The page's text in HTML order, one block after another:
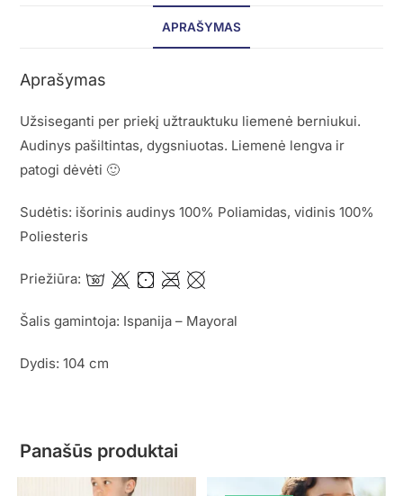
APRAŠYMAS
Aprašymas
Užsiseganti per priekį užtrauktuku liemenė berniukui.
Audinys pašiltintas, dygsniuotas. Liemenė lengva ir
patogi dėvėti 🙂
Sudėtis: išorinis audinys 100% Poliamidas, vidinis 100%
Poliesteris
Priežiūra:
Šalis gamintoja: Ispanija – Mayoral
Dydis: 104 cm
Panašūs produktai